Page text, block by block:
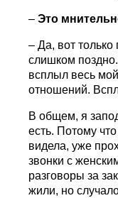
–Это
– Да, вот
слишком
всплыл весь
отношений.
В общем, я
есть. Потому
видела, уже
звонки с
разговоры за
жили, но